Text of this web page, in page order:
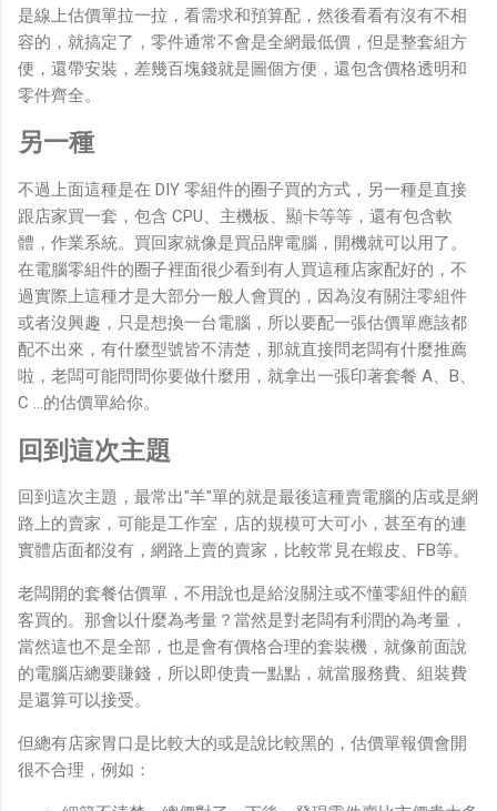
是線上估價單拉一拉，看需求和預算配，然後看看有沒有不相
容的，就搞定了，零件通常不會是全網最低價，但是整套組方
便，還帶安裝，差幾百塊錢就是圖個方便，還包含價格透明和
零件齊全。
另一種
不過上面這種是在 DIY 零組件的圈子買的方式，另一種是直接
跟店家買一套，包含 CPU、主機板、顯卡等等，還有包含軟
體，作業系統。買回家就像是買品牌電腦，開機就可以用了。
在電腦零組件的圈子裡面很少看到有人買這種店家配好的，不
過實際上這種才是大部分一般人會買的，因為沒有關注零組件
或者沒興趣，只是想換一台電腦，所以要配一張估價單應該都
配不出來，有什麼型號皆不清楚，那就直接問老闆有什麼推薦
啦，老闆可能問問你要做什麼用，就拿出一張印著套餐 A、B、
C …的估價單給你。
回到這次主題
回到這次主題，最常出"羊"單的就是最後這種賣電腦的店或是網
路上的賣家，可能是工作室，店的規模可大可小，甚至有的連
實體店面都沒有，網路上賣的賣家，比較常見在蝦皮、FB等。
老闆開的套餐估價單，不用說也是給沒關注或不懂零組件的顧
客買的。那會以什麼為考量？當然是對老闆有利潤的為考量，
當然這也不是全部，也是會有價格合理的套裝機，就像前面說
的電腦店總要賺錢，所以即使貴一點點，就當服務費、組裝費
是還算可以接受。
但總有店家胃口是比較大的或是說比較黑的，估價單報價會開
很不合理，例如：